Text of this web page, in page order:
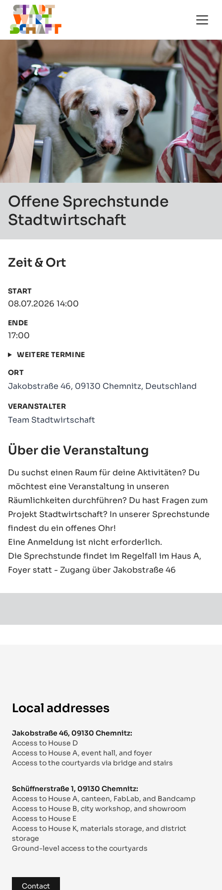
Offene Sprechstunde
Stadtwirtschaft
Zeit & Ort
START
08.07.2026 14:00
ENDE
17:00
WEITERE TERMINE
ORT
Jakobstraße 46, 09130 Chemnitz, Deutschland
VERANSTALTER
Team Stadtwirtschaft
Über die Veranstaltung
Du suchst einen Raum für deine Aktivitäten? Du
möchtest eine Veranstaltung in unseren
Räumlichkeiten durchführen? Du hast Fragen zum
Projekt Stadtwirtschaft? In unserer Sprechstunde
findest du ein offenes Ohr!
Eine Anmeldung ist nicht erforderlich.
Die Sprechstunde findet im Regelfall im Haus A,
Foyer statt - Zugang über Jakobstraße 46
Local addresses
Jakobstraße 46, 09130 Chemnitz:
Access to House D
Access to House A, event hall, and foyer
Access to the courtyards via bridge and stairs
Schüffnerstraße 1, 09130 Chemnitz:
Access to House A, canteen, FabLab, and Bandcamp
Access to House B, city workshop, and showroom
Access to House E
Access to House K, materials storage, and district
storage
Ground-level access to the courtyards
Contact